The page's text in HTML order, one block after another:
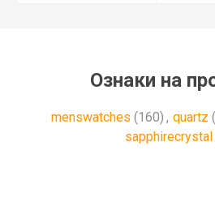
Ознаки на
menswatches (160) , quartz
sapphirecrystal